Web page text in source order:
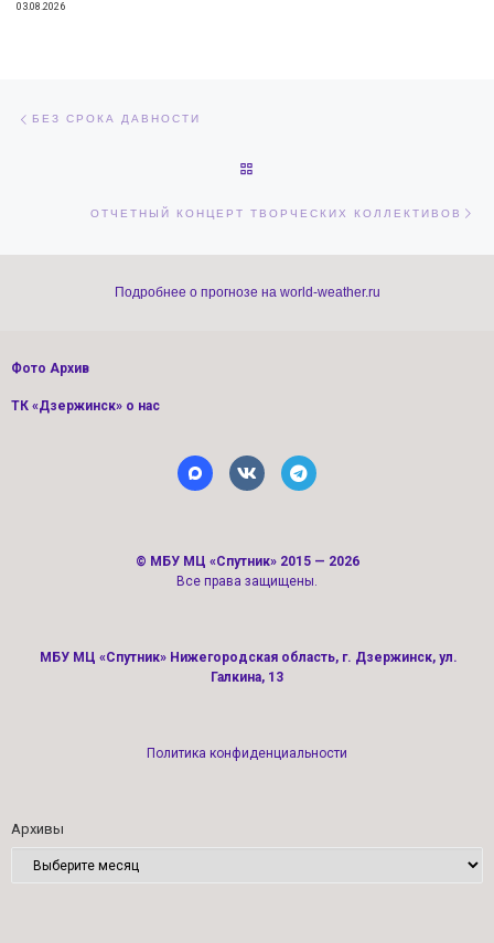
03.08.2026
БЕЗ СРОКА ДАВНОСТИ
ОТЧЕТНЫЙ КОНЦЕРТ ТВОРЧЕСКИХ КОЛЛЕКТИВОВ
Подробнее о прогнозе на world-weather.ru
Фото Архив
ТК «Дзержинск» о нас
© МБУ МЦ «Спутник» 2015 — 2026
Все права защищены.
МБУ МЦ «Спутник» Нижегородская область, г. Дзержинск, ул.
Галкина, 13
Политика конфиденциальности
Архивы